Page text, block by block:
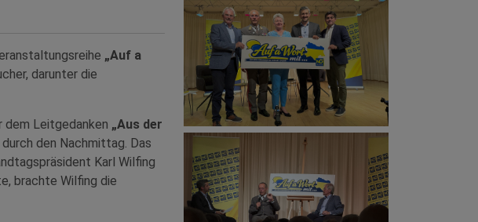
„Auf a
darunter die
dem Leitgedanken „Aus der
den Nachmittag. Das
Karl Wilfing
brachte Wilfing die